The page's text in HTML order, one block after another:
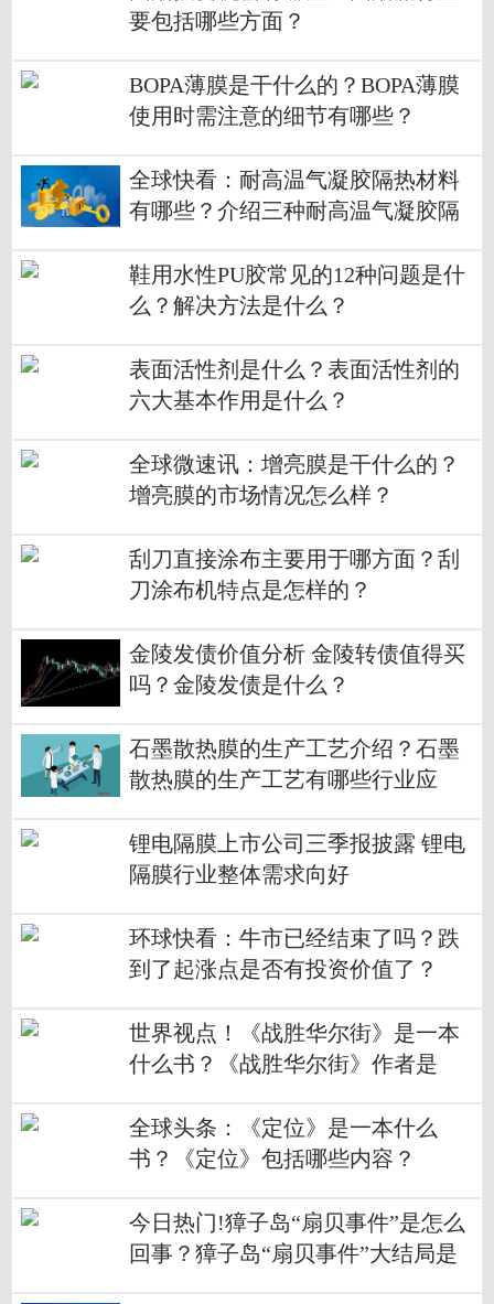
要包括哪些方面？
BOPA薄膜是干什么的？BOPA薄膜
使用时需注意的细节有哪些？
全球快看：耐高温气凝胶隔热材料
有哪些？介绍三种耐高温气凝胶隔
鞋用水性PU胶常见的12种问题是什
么？解决方法是什么？
表面活性剂是什么？表面活性剂的
六大基本作用是什么？
全球微速讯：增亮膜是干什么的？
增亮膜的市场情况怎么样？
刮刀直接涂布主要用于哪方面？刮
刀涂布机特点是怎样的？
金陵发债价值分析 金陵转债值得买
吗？金陵发债是什么？
石墨散热膜的生产工艺介绍？石墨
散热膜的生产工艺有哪些行业应
锂电隔膜上市公司三季报披露 锂电
隔膜行业整体需求向好
环球快看：牛市已经结束了吗？跌
到了起涨点是否有投资价值了？
世界视点！《战胜华尔街》是一本
什么书？《战胜华尔街》作者是
全球头条：《定位》是一本什么
书？《定位》包括哪些内容？
今日热门!獐子岛“扇贝事件”是怎么
回事？獐子岛“扇贝事件”大结局是